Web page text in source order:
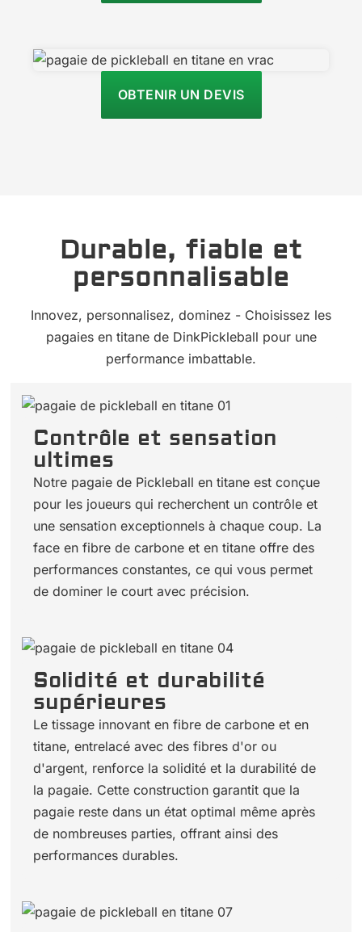
OBTENIR UN DEVIS
Durable, fiable et
personnalisable
Innovez, personnalisez, dominez - Choisissez les
pagaies en titane de DinkPickleball pour une
performance imbattable.
Contrôle et sensation
ultimes
Notre pagaie de Pickleball en titane est conçue
pour les joueurs qui recherchent un contrôle et
une sensation exceptionnels à chaque coup. La
face en fibre de carbone et en titane offre des
performances constantes, ce qui vous permet
de dominer le court avec précision.
Solidité et durabilité
supérieures
Le tissage innovant en fibre de carbone et en
titane, entrelacé avec des fibres d'or ou
d'argent, renforce la solidité et la durabilité de
la pagaie. Cette construction garantit que la
pagaie reste dans un état optimal même après
de nombreuses parties, offrant ainsi des
performances durables.